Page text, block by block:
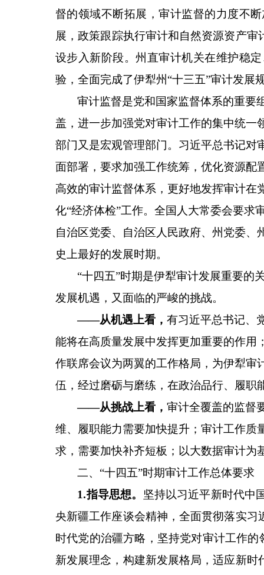
督的领域不断拓展，审计监督的力度不
展 ，政策跟踪执行审计和自然资源资产审
设步 入新阶段。州直审计机关在维护稳
验，全面完成了伊犁州 “十三五”审计发展
审计监督是党和国家监督体系的重要
盖，进一步加强党对审计工作的集中统一
部门又是宏观管理部门。习近平总书记对
面部署，要求加强工作统筹， 优化资源配
高效的审计监督体系，更好地发挥审计在
化“经济体检”工作。 全国人大常委会要求
自治区党委、自治区人民政府、州党委
史上最好的发展时期。
“十四五”时期是伊犁审计发展重要的
发展机遇，又面临的严峻的挑战。
——从机遇上看，有习近平总书记、
能将在高质量发展中发挥更加重要的作用
作联席会议为两翼的工作格局，为伊犁审
伍，经过磨砺与磨练，在政治品行、履职
——从挑战上看，审计全覆盖的监督
维、履职能力需要加快提升；审计工作质
求，需要加快补齐短板；以大数据审计为
二、 “十四五”时期审计工作总体要求
1.指导思想。
坚持以习近平新时代中
央新疆工作座谈会精神，全面贯彻落实习
时代党的治疆方略 ， 坚持党对审计工作的
新发展理念， 构建新发展格局，适应新时